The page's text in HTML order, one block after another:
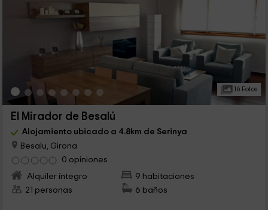
16 Fotos
El Mirador de Besalú
Alojamiento ubicado a 4.8km de Serinya
Besalu, Girona
0 opiniones
Alquiler íntegro
9 habitaciones
21 personas
6 baños